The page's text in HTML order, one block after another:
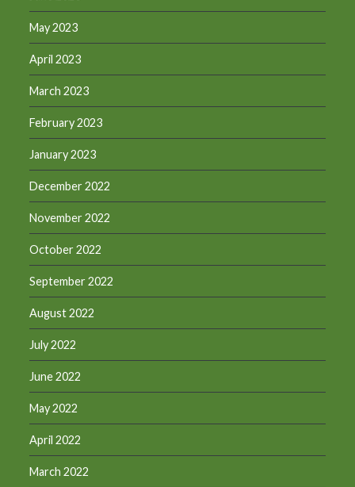
May 2023
April 2023
March 2023
February 2023
January 2023
December 2022
November 2022
October 2022
September 2022
August 2022
July 2022
June 2022
May 2022
April 2022
March 2022